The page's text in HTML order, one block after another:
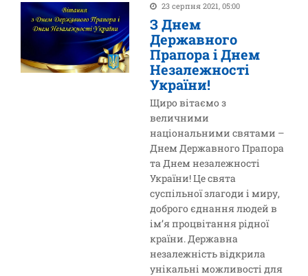
23 серпня 2021, 05:00
З Днем
Державного
Прапора і Днем
Незалежності
України!
Щиро вітаємо з
величними
національними святами –
Днем Державного Прапора
та Днем незалежності
України! Це свята
суспільної злагоди і миру,
доброго єднання людей в
ім’я процвітання рідної
країни. Державна
незалежність відкрила
унікальні можливості для